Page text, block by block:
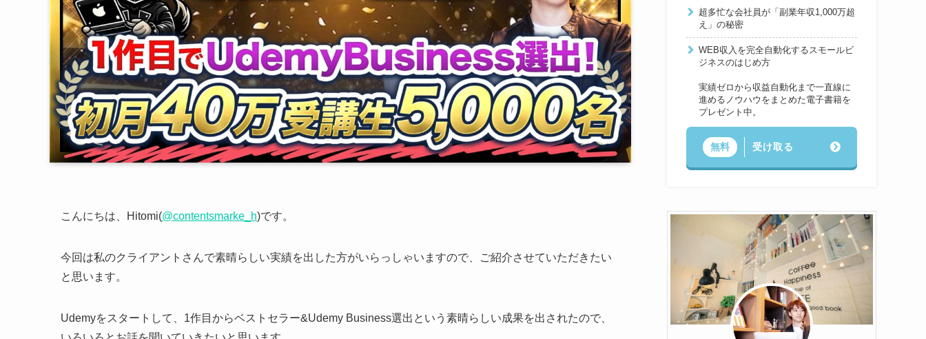
こんにちは、Hitomi(@contentsmarke_h)です。
今回は私のクライアントさんで素晴らしい実績を出した方がいらっしゃいますので、ご紹介させていただきたい
と思います。
Udemyをスタートして、1作目からベストセラー&Udemy Business選出という素晴らしい成果を出されたので、
超多忙な会社員が「副業年収1,000万超
え」の秘密
WEB収入を完全自動化するスモールビ
ジネスのはじめ方
実績ゼロから収益自動化まで一直線に
進めるノウハウをまとめた電子書籍を
プレゼント中。
無料 受け取る